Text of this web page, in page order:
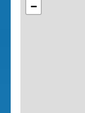
−